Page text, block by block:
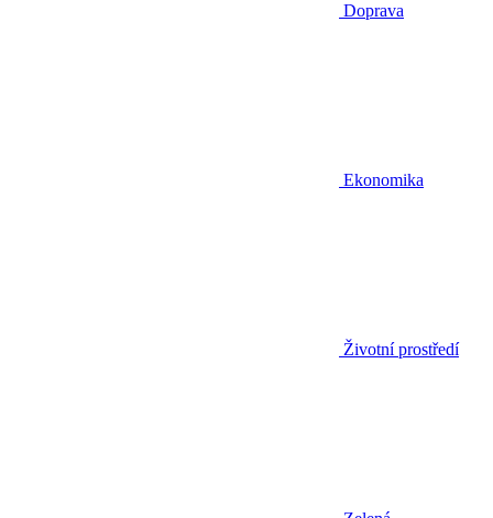
Doprava
Ekonomika
Životní prostředí